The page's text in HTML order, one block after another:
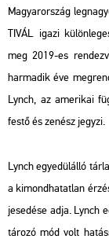
Ma­gyar­or­szág
TI­VÁL igazi
meg 2019-es
har­ma­dik éve
Lynch, az ame­ri­kai
festő és ze­nész jegy­zi.
Lynch egye­dül­ál­ló
a ki­mond­ha­tat­lan
je­se­dé­se adja. Lynch
tá­ro­zó mód volt